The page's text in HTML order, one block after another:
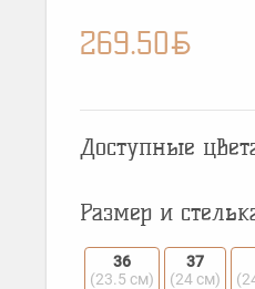
269.50BYN
Доступные
Размер и
36
(23.5 см)
37
(24 см)